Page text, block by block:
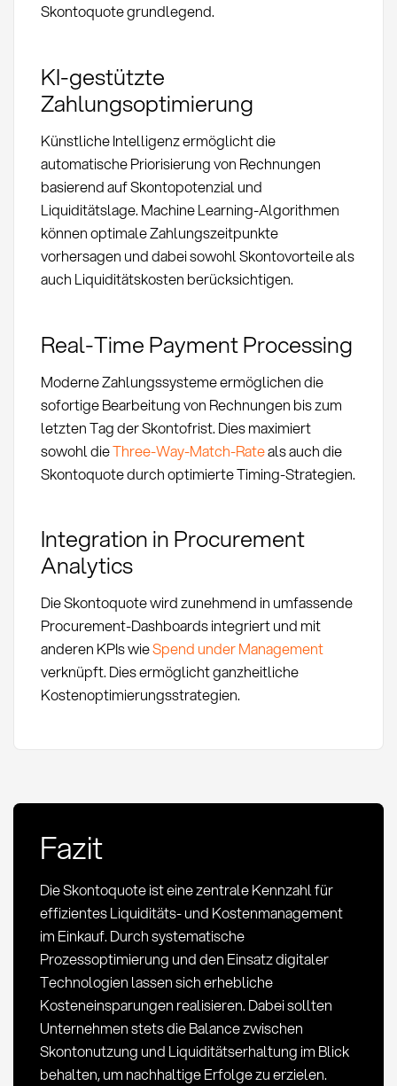
Skontoquote grundlegend.
KI-gestützte
Zahlungsoptimierung
Künstliche Intelligenz ermöglicht die
automatische Priorisierung von Rechnungen
basierend auf Skontopotenzial und
Liquiditätslage. Machine Learning-Algorithmen
können optimale Zahlungszeitpunkte
vorhersagen und dabei sowohl Skontovorteile als
auch Liquiditätskosten berücksichtigen.
Real-Time Payment Processing
Moderne Zahlungssysteme ermöglichen die
sofortige Bearbeitung von Rechnungen bis zum
letzten Tag der Skontofrist. Dies maximiert
sowohl dieThree-Way-Match-Rateals auch die
Skontoquote durch optimierte Timing-Strategien.
Integration in Procurement
Analytics
Die Skontoquote wird zunehmend in umfassende
Procurement-Dashboards integriert und mit
anderen KPIs wieSpend under Management
verknüpft. Dies ermöglicht ganzheitliche
Kostenoptimierungsstrategien.
Fazit
Die Skontoquote ist eine zentrale Kennzahl für
effizientes Liquiditäts- und Kostenmanagement
im Einkauf. Durch systematische
Prozessoptimierung und den Einsatz digitaler
Technologien lassen sich erhebliche
Kosteneinsparungen realisieren. Dabei sollten
Unternehmen stets die Balance zwischen
Skontonutzung und Liquiditätserhaltung im Blick
behalten, um nachhaltige Erfolge zu erzielen.